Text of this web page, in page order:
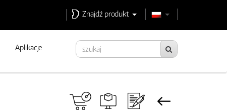
Znajdź produkt
Aplikacje